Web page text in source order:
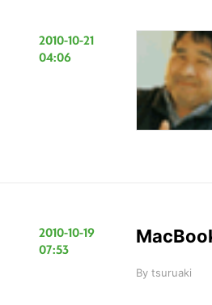
2010-10-21
04:06
2010-10-19
07:53
By tsuruaki